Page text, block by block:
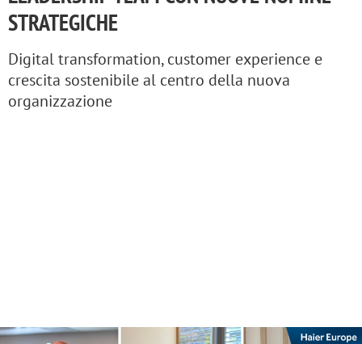
STRATEGICHE
Digital transformation, customer experience e
crescita sostenibile al centro della nuova
organizzazione